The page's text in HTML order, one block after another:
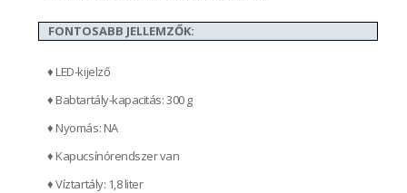
FONTOSABB JELLEMZŐK:
♦ LED-kijelző
♦ Babtartály-kapacitás: 300 g
♦ Nyomás: NA
♦ Kapucsínórendszer van
♦ Víztartály: 1,8 liter